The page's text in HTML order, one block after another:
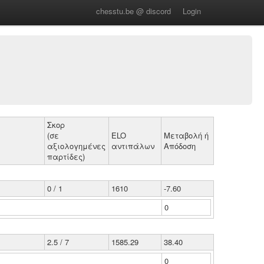
chesstu.be @ discord Login
Σκορ
(σε
αξιολογημένες
παρτίδες)
ELO
αντιπάλων
Μεταβολή ή
Απόδοση
0 / 1 1610
-7.60
0
2.5 / 7 1585.29
38.40
0